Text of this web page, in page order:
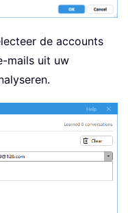
de accounts
mails uit uw